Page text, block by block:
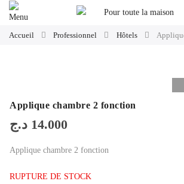
Accueil Professionnel Hôtels
Applique chambre 2 fonction
14.000 د.ج
Applique chambre 2 fonction
RUPTURE DE STOCK